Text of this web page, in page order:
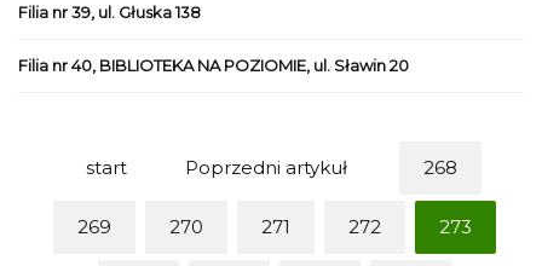
Filia nr 39, ul. Głuska 138
Filia nr 40, BIBLIOTEKA NA POZIOMIE, ul. Sławin 20
start Poprzedni artykuł 268
269 270 271 272 273